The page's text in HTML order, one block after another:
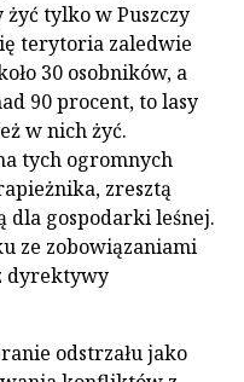
tylko w Puszczy
terytoria zaledwie
30 osobników, a
90 procent, to lasy
w nich żyć.
tych ogromnych
zresztą
dla gospodarki leśnej.
ze zobowiązaniami
dyrektywy
odstrzału jako